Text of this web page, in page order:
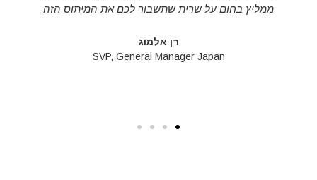
ממליץ בחום על שרית שתשבור לכם את המיתוס הזה
רן אלמוג
SVP, General Manager Japan